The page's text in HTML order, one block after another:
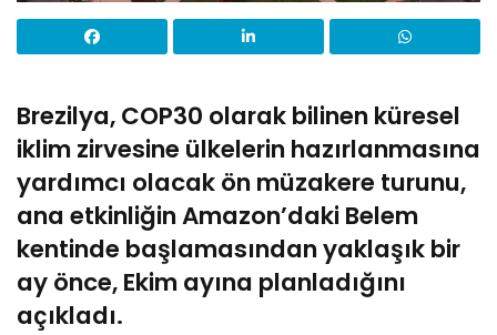
Brezilya, COP30 olarak bilinen küresel
iklim zirvesine ülkelerin hazırlanmasına
yardımcı olacak ön müzakere turunu,
ana etkinliğin Amazon’daki Belem
kentinde başlamasından yaklaşık bir
ay önce, Ekim ayına planladığını
açıkladı.